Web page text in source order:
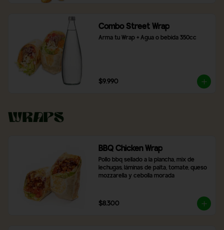
Combo Street Wrap
Arma tu Wrap + Agua o bebida 350cc
$9.990
Wraps
BBQ Chicken Wrap
Pollo bbq sellado a la plancha, mix de
lechugas, láminas de palta, tomate, queso
mozzarella y cebolla morada
$8.300